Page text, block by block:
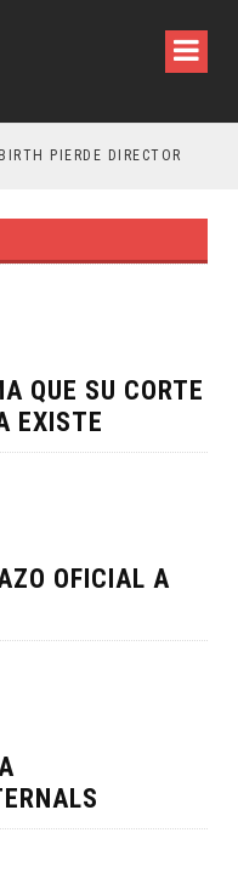
PIERDE DIRECTOR
QUE SU CORTE
EXISTE
OFICIAL A